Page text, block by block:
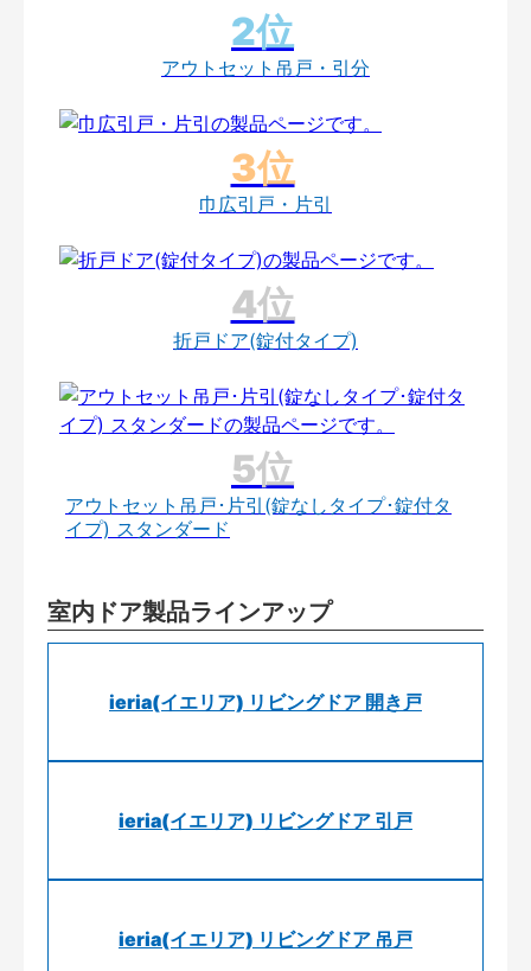
アウトセット吊戸・引分
巾広引戸・片引
折戸ドア(錠付タイプ)
アウトセット吊戸･片引(錠なしタイプ･錠付タ
イプ) スタンダード
室内ドア製品ラインアップ
ieria(イエリア) リビングドア 開き戸
ieria(イエリア) リビングドア 引戸
ieria(イエリア) リビングドア 吊戸